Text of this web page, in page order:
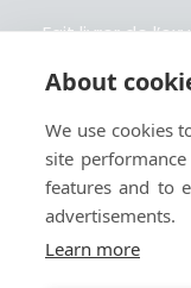
Fait livrer de
Gestiona la
mundo
About
We use cookies
site
features and to
advertisements.
Learn more